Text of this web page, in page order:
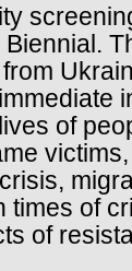
of
times of
of